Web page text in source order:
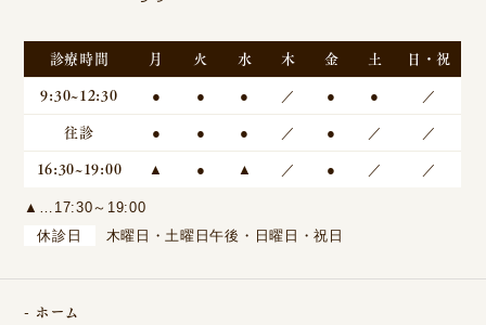
診療時間 月 火 水 木 金 土
日・祝
9:30~12:30
● ● ● ／ ● ● ／
往診 ● ● ● ／ ● ／ ／
16:30~19:00 ▲ ● ▲ ／ ● ／ ／
▲…17:30～19:00
休診日
木曜日・土曜日午後・日曜日・祝日
ホーム